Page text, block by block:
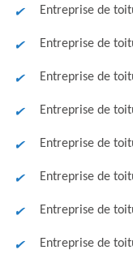
Entreprise de
Entreprise de
Entreprise de
Entreprise de
Entreprise de
Entreprise de
Entreprise de
Entreprise de